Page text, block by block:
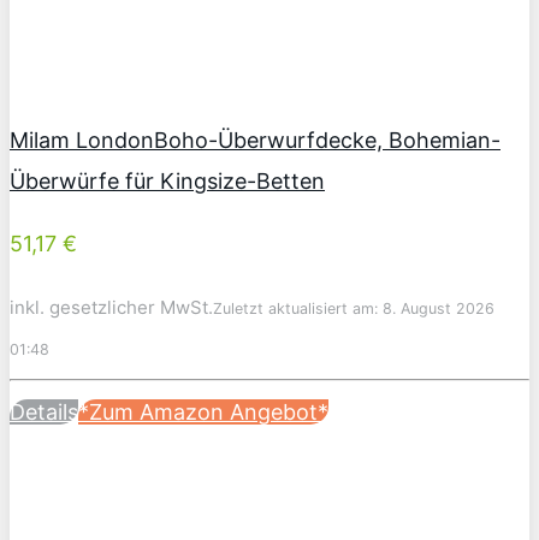
Milam LondonBoho-Überwurfdecke, Bohemian-
Überwürfe für Kingsize-Betten
51,17 €
inkl. gesetzlicher MwSt.Zuletzt aktualisiert am: 8. August 2026
01:48
Details*Zum Amazon Angebot*